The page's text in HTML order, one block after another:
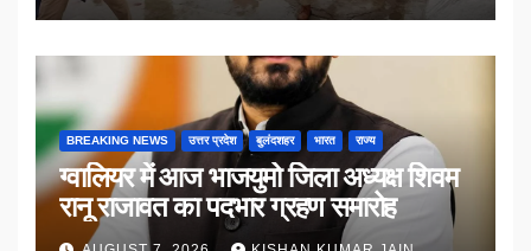
BREAKING NEWS उत्तर प्रदेश बुलंदशहर भारत राज्य
ग्वालियर में आज भाजयुमो जिला अध्यक्ष शिवम
रानू राजावत का पदभार ग्रहण समारोह